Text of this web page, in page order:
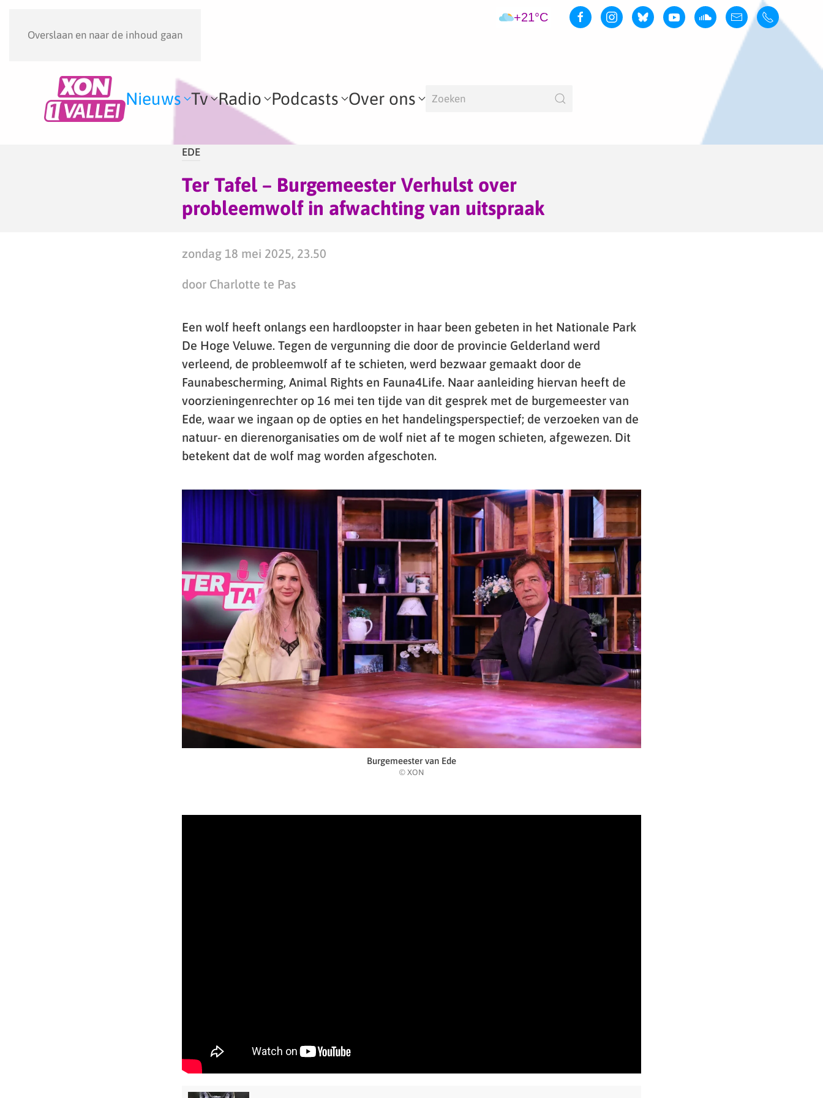
Overslaan en naar de inhoud gaan
+21°C
Nieuws Tv Radio Podcasts Over ons
EDE
Ter Tafel – Burgemeester Verhulst over
probleemwolf in afwachting van uitspraak
zondag 18 mei 2025, 23.50
door Charlotte te Pas
Een wolf heeft onlangs een hardloopster in haar been gebeten in het Nationale Park
De Hoge Veluwe. Tegen de vergunning die door de provincie Gelderland werd
verleend, de probleemwolf af te schieten, werd bezwaar gemaakt door de
Faunabescherming, Animal Rights en Fauna4Life. Naar aanleiding hiervan heeft de
voorzieningenrechter op 16 mei ten tijde van dit gesprek met de burgemeester van
Ede, waar we ingaan op de opties en het handelingsperspectief; de verzoeken van de
natuur- en dierenorganisaties om de wolf niet af te mogen schieten, afgewezen. Dit
betekent dat de wolf mag worden afgeschoten.
Burgemeester van Ede
© XON